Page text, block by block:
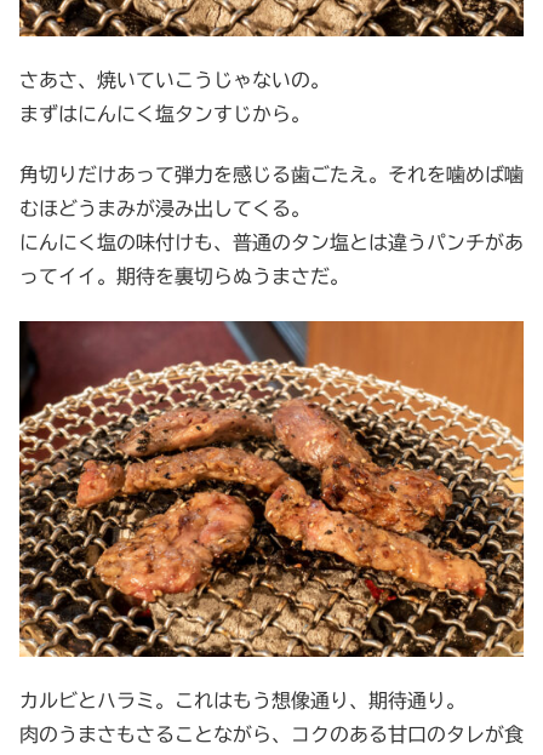
さあさ、焼いていこうじゃないの。
まずはにんにく塩タンすじから。
角切りだけあって弾力を感じる歯ごたえ。それを噛めば噛
むほどうまみが浸み出してくる。
にんにく塩の味付けも、普通のタン塩とは違うパンチがあ
ってイイ。期待を裏切らぬうまさだ。
カルビとハラミ。これはもう想像通り、期待通り。
肉のうまさもさることながら、コクのある甘口のタレが食